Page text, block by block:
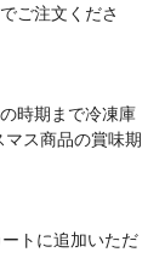
ご注文くださ
時期まで冷凍庫
ス商品の賞味期
トに追加いただ